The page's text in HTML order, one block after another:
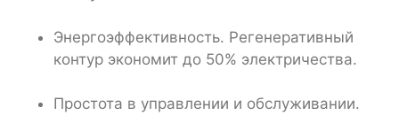
Энергоэффективность. Регенеративный
контур экономит до 50% электричества.
Простота в управлении и обслуживании.